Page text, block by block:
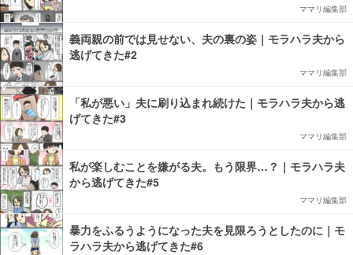
ママリ編集部
義両親の前では見せない、夫の裏の姿｜モラハラ夫から
逃げてきた#2
ママリ編集部
「私が悪い」夫に刷り込まれ続けた｜モラハラ夫から逃
げてきた#3
ママリ編集部
私が楽しむことを嫌がる夫。もう限界…？｜モラハラ夫
から逃げてきた#5
ママリ編集部
暴力をふるうようになった夫を見限ろうとしたのに｜モ
ラハラ夫から逃げてきた#6